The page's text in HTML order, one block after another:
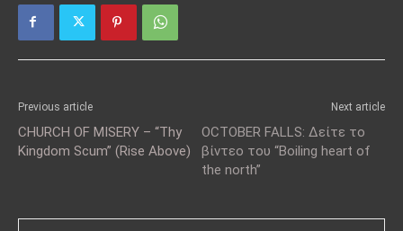
Previous article
CHURCH OF MISERY – “Thy
Kingdom Scum” (Rise Above)
Next article
OCTOBER FALLS: Δείτε το
βίντεο του “Boiling heart of
the north”